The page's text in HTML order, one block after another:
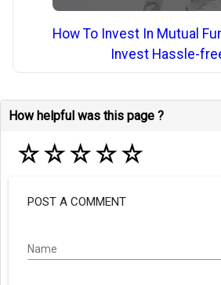
How To Invest In Mutual
Invest Hassle-
How helpful was this page ?
☆☆☆☆☆
POST A COMMENT
Name